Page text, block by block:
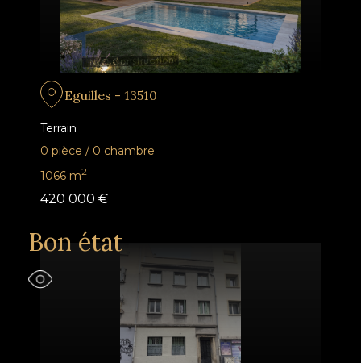
Eguilles - 13510
Terrain
0 pièce / 0 chambre
1066 m2
420 000 €
Bon état